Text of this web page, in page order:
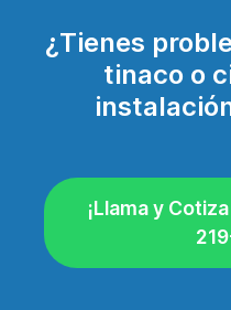
¿Tienes
tinaco o
¡Llama y